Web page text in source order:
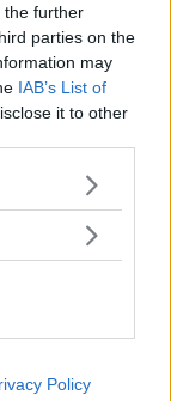
the further
parties on the
may
IAB’s List of
it to other
more Google
may click to
below Google
Policy